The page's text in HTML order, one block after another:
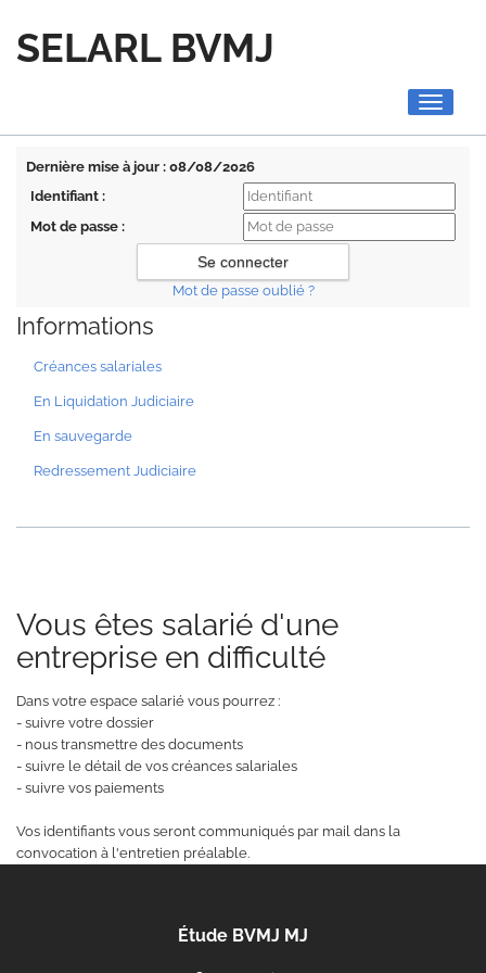
SELARL BVMJ
Toggle
Dernière mise à jour : 08/08/2026
Identifiant :
Mot de passe :
Mot de passe oublié ?
Informations
Créances salariales
En Liquidation Judiciaire
En sauvegarde
Redressement Judiciaire
Vous êtes salarié d'une
entreprise en difficulté
Dans votre espace salarié vous pourrez :
- suivre votre dossier
- nous transmettre des documents
- suivre le détail de vos créances salariales
- suivre vos paiements
Vos identifiants vous seront communiqués par mail dans la
convocation à l'entretien préalable.
Étude BVMJ MJ